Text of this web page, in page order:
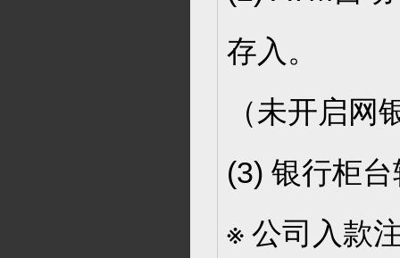
存入。
（未开启
(3) 银行柜
※ 公司入款